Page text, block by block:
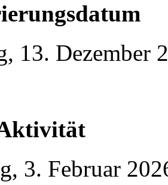
13. Dezember
3. Februar